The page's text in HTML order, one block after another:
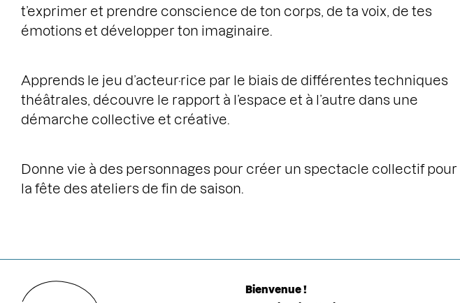
t’exprimer et prendre conscience de ton corps, de ta voix, de tes
émotions et développer ton imaginaire.
Apprends le jeu d’acteur·rice par le biais de différentes techniques
théâtrales, découvre le rapport à l’espace et à l’autre dans une
démarche collective et créative.
Donne vie à des personnages pour créer un spectacle collectif pour
la fête des ateliers de fin de saison.
Bienvenue !